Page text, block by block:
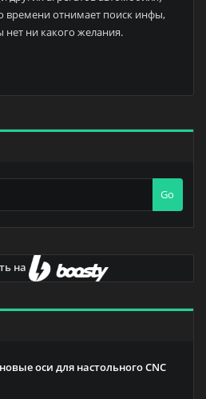
времени отнимает поиск инфы,
ни какого желания.
Go
на
оси для настольного CNC